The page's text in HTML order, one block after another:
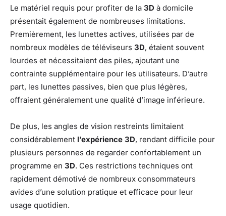
Le matériel requis pour profiter de la 3D à domicile
présentait également de nombreuses limitations.
Premièrement, les lunettes actives, utilisées par de
nombreux modèles de téléviseurs 3D, étaient souvent
lourdes et nécessitaient des piles, ajoutant une
contrainte supplémentaire pour les utilisateurs. D’autre
part, les lunettes passives, bien que plus légères,
offraient généralement une qualité d’image inférieure.
De plus, les angles de vision restreints limitaient
considérablement l’expérience 3D, rendant difficile pour
plusieurs personnes de regarder confortablement un
programme en 3D. Ces restrictions techniques ont
rapidement démotivé de nombreux consommateurs
avides d’une solution pratique et efficace pour leur
usage quotidien.